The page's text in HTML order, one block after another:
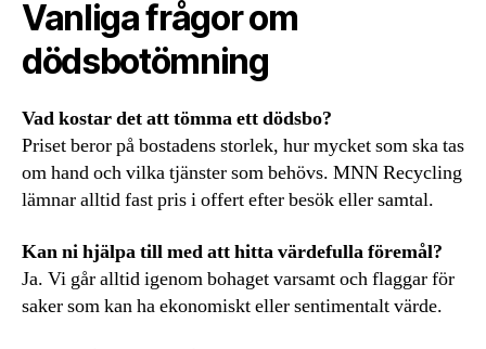
Vanliga frågor om
dödsbotömning
Vad kostar det att tömma ett dödsbo?
Priset beror på bostadens storlek, hur mycket som ska tas
om hand och vilka tjänster som behövs. MNN Recycling
lämnar alltid fast pris i offert efter besök eller samtal.
Kan ni hjälpa till med att hitta värdefulla föremål?
Ja. Vi går alltid igenom bohaget varsamt och flaggar för
saker som kan ha ekonomiskt eller sentimentalt värde.